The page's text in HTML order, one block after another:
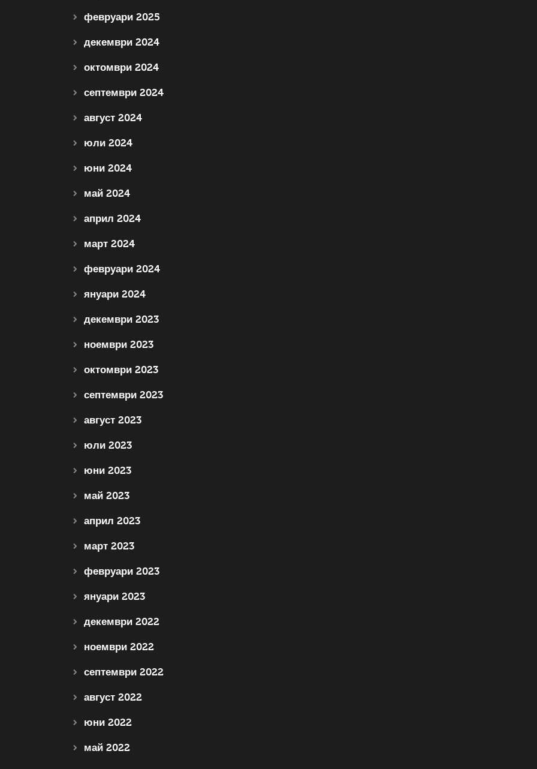
февруари 2025
декември 2024
октомври 2024
септември 2024
август 2024
юли 2024
юни 2024
май 2024
април 2024
март 2024
февруари 2024
януари 2024
декември 2023
ноември 2023
октомври 2023
септември 2023
август 2023
юли 2023
юни 2023
май 2023
април 2023
март 2023
февруари 2023
януари 2023
декември 2022
ноември 2022
септември 2022
август 2022
юни 2022
май 2022